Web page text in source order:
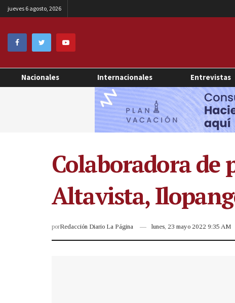
jueves 6 agosto, 2026
Nacionales Internacionales Entrevistas
Colaboradora de
Altavista,
porRedacción Diario La Página lunes, 23 mayo 2022 9:35 AM